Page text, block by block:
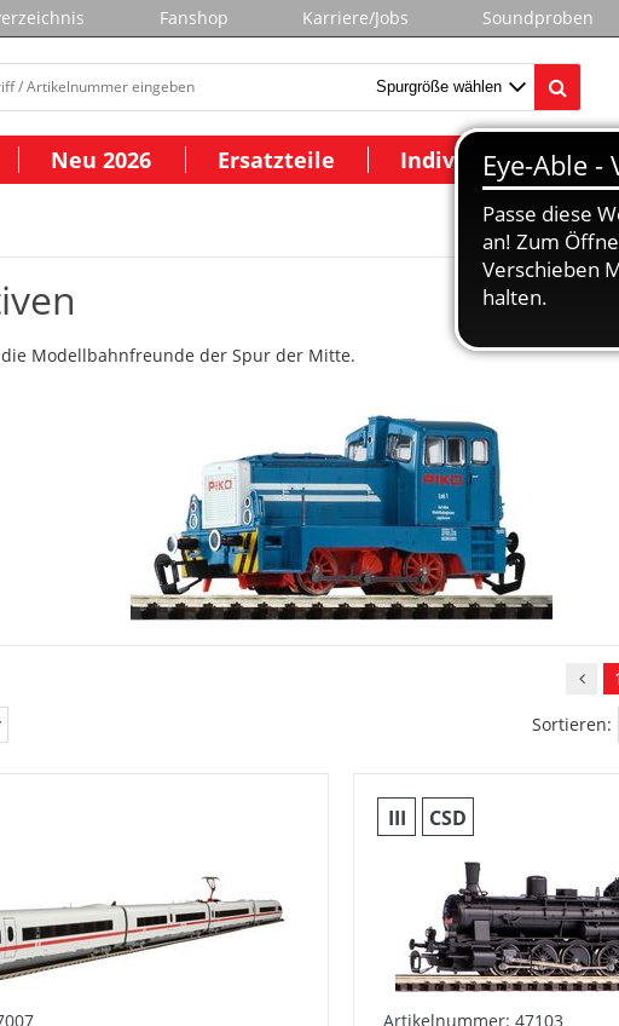
Fanshop Karriere/Jobs Soundproben
Neu 2026 Ersatzteile Individuelle
Modellbahnfreunde der Spur der Mitte.
1
Sortieren:
III CSD
Artikelnummer: 47103